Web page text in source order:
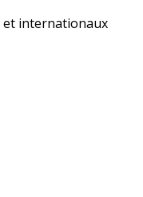
et internationaux